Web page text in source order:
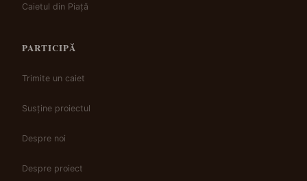
Caietul din Piață
PARTICIPĂ
Trimite un caiet
Susține proiectul
Despre noi
Despre proiect